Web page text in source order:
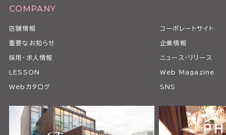
COMPANY
店舗情報 コーポレートサイト
重要なお知らせ 企業情報
採用・求人情報 ニュース・リリース
LESSON Web Magazine
Webカタログ SNS